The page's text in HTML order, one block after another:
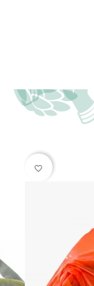
favorite_border